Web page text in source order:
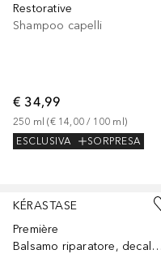
Restorative
Shampoo capelli
€ 34,99
250 ml (€ 14,00 / 100 ml)
ESCLUSIVA
SORPRESA
KÉRASTASE
Première
Balsamo riparatore, decalcificante e districante per capelli danneggiati